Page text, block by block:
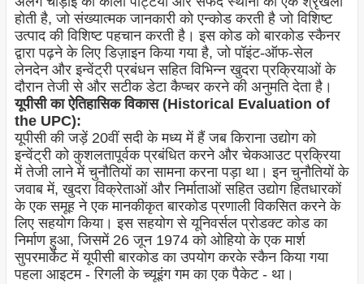
होती है, जो संख्यात्मक जानकारी को एन्कोड करती है जो विशिष्ट
उत्पाद की विशिष्ट पहचान करती है। इस कोड को बारकोड स्कैनर
द्वारा पढ़ने के लिए डिज़ाइन किया गया है, जो पॉइंट-ऑफ-सेल
लेनदेन और इन्वेंट्री प्रबंधन सहित विभिन्न खुदरा प्रक्रियाओं के
दौरान तेजी से और सटीक डेटा कैप्चर करने की अनुमति देता है।
यूपीसी का ऐतिहासिक विकास (Historical Evaluation of
the UPC):
यूपीसी की जड़ें 20वीं सदी के मध्य में हैं जब किराना उद्योग को
इन्वेंट्री को कुशलतापूर्वक प्रबंधित करने और चेकआउट प्रक्रिया
में तेजी लाने में चुनौतियों का सामना करना पड़ा था। इन चुनौतियों के
जवाब में, खुदरा विक्रेताओं और निर्माताओं सहित उद्योग हितधारकों
के एक समूह ने एक मानकीकृत बारकोड प्रणाली विकसित करने के
लिए सहयोग किया। इस सहयोग से यूनिवर्सल प्रोडक्ट कोड का
निर्माण हुआ, जिसमें 26 जून 1974 को ओहियो के एक मार्श
सुपरमार्केट में यूपीसी बारकोड का उपयोग करके स्कैन किया गया
पहला आइटम - रिगली के च्यूइंग गम का एक पैकेट - था।